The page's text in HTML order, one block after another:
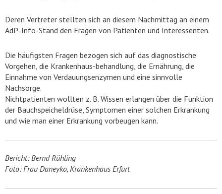
Deren Vertreter stellten sich an diesem Nachmittag an einem
AdP-Info-Stand den Fragen von Patienten und Interessenten.
Die häufigsten Fragen bezogen sich auf das diagnostische
Vorgehen, die Krankenhaus-behandlung, die Ernährung, die
Einnahme von Verdauungsenzymen und eine sinnvolle
Nachsorge.
Nichtpatienten wollten z. B. Wissen erlangen über die Funktion
der Bauchspeicheldrüse, Symptomen einer solchen Erkrankung
und wie man einer Erkrankung vorbeugen kann.
Bericht: Bernd Rühling
Foto: Frau Daneyko, Krankenhaus Erfurt